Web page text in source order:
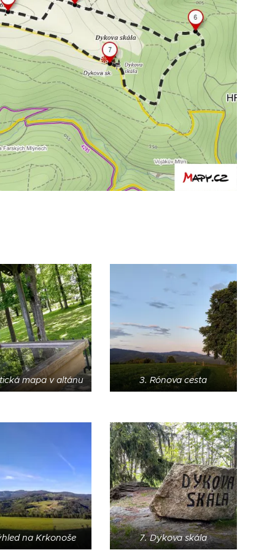
mapa v altánu 3. Rónova cesta
na Krkonoše 7. Dykova skála